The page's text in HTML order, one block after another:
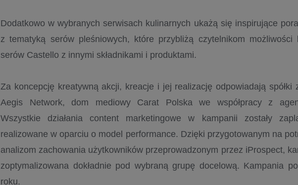
Dodatkowo w wybranych serwisach kulinarnych ukażą się inspirujące
z tematyką serów pleśniowych, które przybliżą czytelnikom możliwości
serów Castello z innymi składnikami i produktami.
Za koncepcję kreatywną akcji, kreacje i jej realizację odpowiadają spółki
Aegis Network, dom mediowy Carat Polska we współpracy z
Wszystkie działania content marketingowe w kampanii zostały
realizowane w oparciu o model performance. Dzięki przygotowanym na
analizom zachowania użytkowników przeprowadzonym przez iProspect,
zoptymalizowana dokładnie pod wybraną grupę docelową. Kampania
roku.